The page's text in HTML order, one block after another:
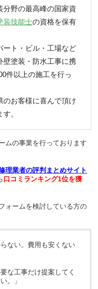
分野の最高峰の国家資
装技能士の資格を保有
ート・ビル・工場など
壁塗装・防水工事に携
件以上の施工を行っ
のお客様に喜んで頂け
。
ムの事業を行っております
理業者の評判まとめサイト
口コミランキング1位を獲
ォームを検討している方の
ない。費用も安くない
な工事だけ提案してく
。」